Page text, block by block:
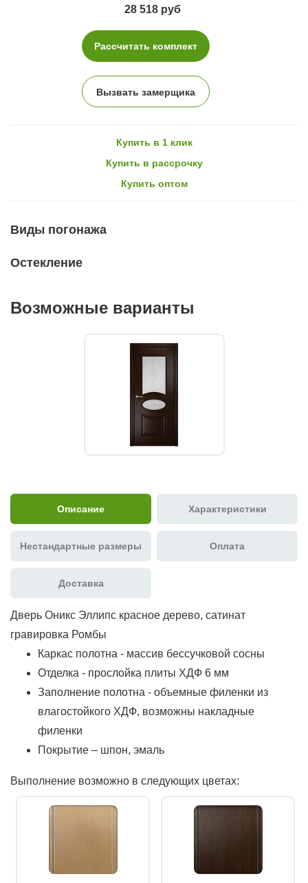
28 518 руб
Рассчитать комплект
Вызвать замерщика
Купить в 1 клик
Купить в рассрочку
Купить оптом
Виды погонажа
Остекление
Возможные варианты
Описание Характеристики
Нестандартные размеры Оплата
Доставка
Дверь Оникс Эллипс красное дерево, сатинат
гравировка Ромбы
Каркас полотна - массив бессучковой сосны
Отделка - прослойка плиты ХДФ 6 мм
Заполнение полотна - объемные филенки из
влагостойкого ХДФ, возможны накладные
филенки
Покрытие – шпон, эмаль
Выполнение возможно в следующих цветах: